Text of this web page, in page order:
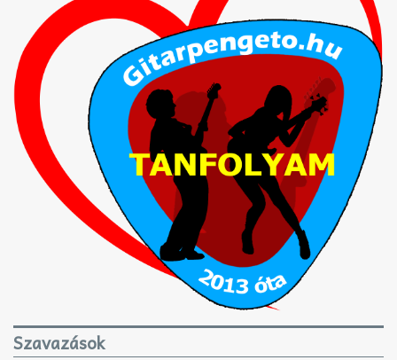
Szavazások